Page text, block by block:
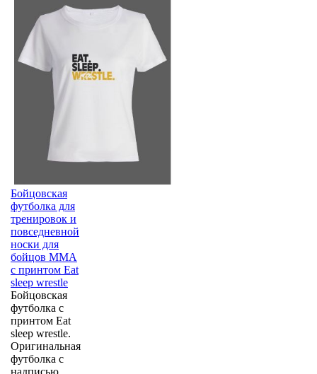
Бойцовская
футболка для
тренировок и
повседневной
носки для
бойцов ММА
с принтом Eat
sleep wrestle
Бойцовская
футболка с
принтом Eat
sleep wrestle.
Оригинальная
футболка с